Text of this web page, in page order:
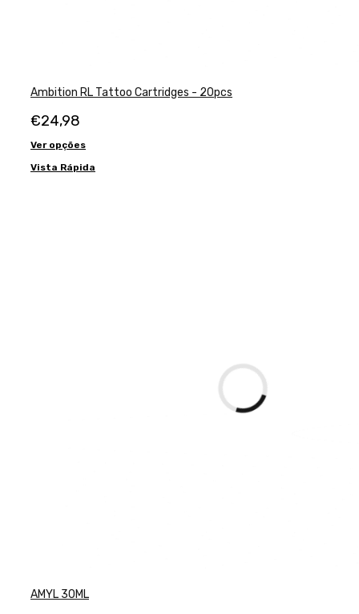
Ambition RL Tattoo Cartridges - 20pcs
€24,98
Ver opções
Vista Rápida
AMYL 30ML